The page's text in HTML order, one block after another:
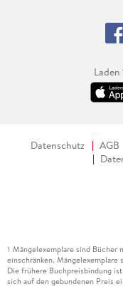
Laden
Datenschutz AGB
1 Mängelexemplare sind Bücher
einschränken.
Die frühere Buchpreisbindung
sich auf den gebundenen Preis